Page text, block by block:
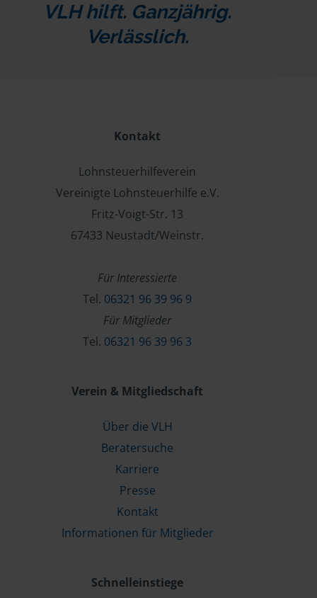
VLH hilft. Ganzjährig.
Verlässlich.
Kontakt
Lohnsteuerhilfeverein
Vereinigte Lohnsteuerhilfe e.V.
Fritz-Voigt-Str. 13
67433 Neustadt/Weinstr.
Für Interessierte
Tel. 06321 96 39 96 9
Für Mitglieder
Tel. 06321 96 39 96 3
Verein & Mitgliedschaft
Über die VLH
Beratersuche
Karriere
Presse
Kontakt
Informationen für Mitglieder
Schnelleinstiege